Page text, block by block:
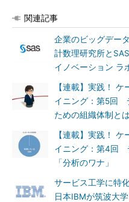
関連記事
企業のビッグデー
計数理研究所と
イノベーション ラ
【連載】実践！
イニング：第5回
ための組織体制とは
【連載】実践！
イニング：第4回
「分析のワナ」
サービス工学に特
日本IBMが筑波大